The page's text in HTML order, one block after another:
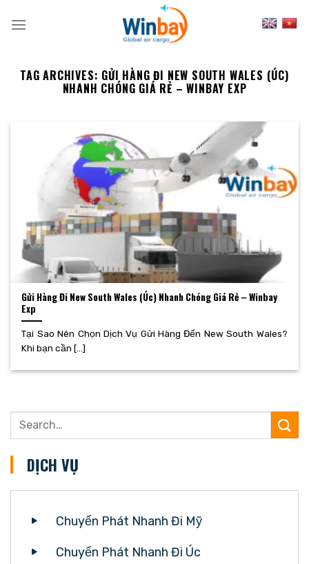
TAG ARCHIVES: GỬI HÀNG ĐI NEW SOUTH WALES (ÚC)
NHANH CHÓNG GIÁ RẺ – WINBAY EXP
Gửi Hàng Đi New South Wales (Úc) Nhanh Chóng Giá Rẻ – Winbay
Exp
Tại Sao Nên Chọn Dịch Vụ Gửi Hàng Đến New South Wales?
Khi bạn cần [...]
DỊCH VỤ
Chuyển Phát Nhanh Đi Mỹ
Chuyển Phát Nhanh Đi Úc